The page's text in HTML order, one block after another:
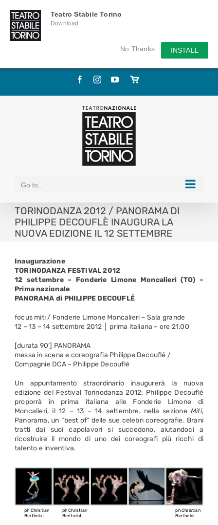
Teatro Stabile Torino
Download
No Thanks INSTALL
Skip
FacebookInstagramYouTube
Store
Go to...
TORINODANZA 2012 / PANORAMA DI
PHILIPPE DECOUFLÈ INAUGURA LA
NUOVA EDIZIONE IL 12 SETTEMBRE
Inaugurazione
TORINODANZA FESTIVAL 2012
12 settembre – Fonderie Limone Moncalieri (TO) –
Prima nazionale
PANORAMA di PHILIPPE DECOUFLÉ
focus miti / Fonderie Limone Moncalieri – Sala grande
12 – 13 – 14 settembre 2012 │ prima italiana – ore 21,00
[durata 90’] PANORAMA
messa in scena e coreografia Philippe Decouflé /
Compagnie DCA – Philippe Decouflé
Un appuntamento straordinario inaugurerà la nuova
edizione del Festival Torinodanza 2012: Philippe Decouflé
proporrà in prima italiana alle Fonderie Limone di
Moncalieri, il 12 – 13 – 14 settembre, nella sezione Miti,
Panorama, un “best of” delle sue celebri coreografie. Brani
tratti dai suoi capolavori si succedono, aiutandoci a
ricostruire il mondo di uno dei coreografi più ricchi di
talento e inventiva.
ph Christian
Berthelot
ph Christian
Berthelot
ph Christian
Berthelot